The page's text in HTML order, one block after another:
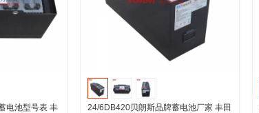
电池型号表 丰
24/6DB420贝朗斯品牌蓄电池厂家 丰田